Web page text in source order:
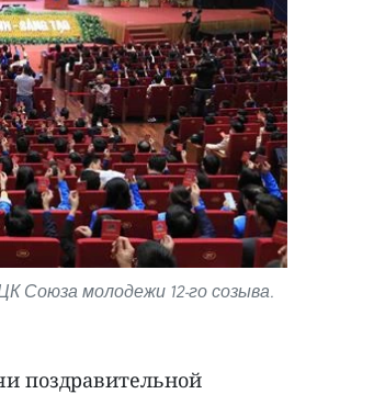
Союза молодежи 12-го созыва.
поздравительной